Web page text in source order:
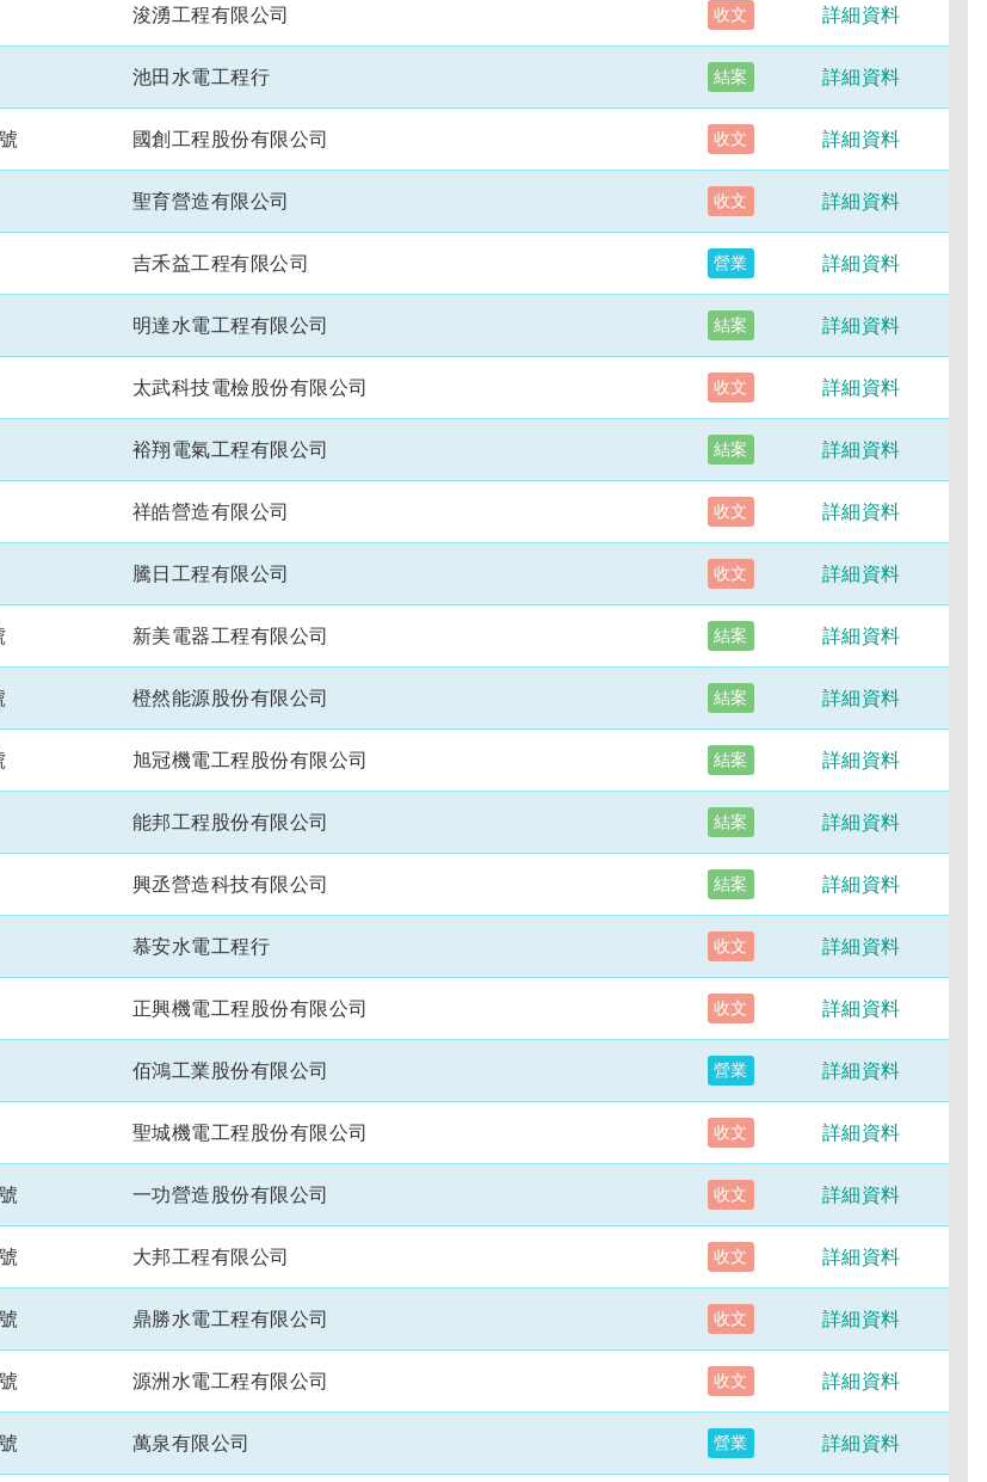
浚湧工程有限公司 收文 詳細資料
池田水電工程行 結案 詳細資料
國創工程股份有限公司 收文 詳細資料
聖育營造有限公司 收文 詳細資料
吉禾益工程有限公司 營業 詳細資料
明達水電工程有限公司 結案 詳細資料
太武科技電檢股份有限公司 收文 詳細資料
裕翔電氣工程有限公司 結案 詳細資料
祥皓營造有限公司 收文 詳細資料
騰日工程有限公司 收文 詳細資料
新美電器工程有限公司 結案 詳細資料
橙然能源股份有限公司 結案 詳細資料
旭冠機電工程股份有限公司 結案 詳細資料
能邦工程股份有限公司 結案 詳細資料
興丞營造科技有限公司 結案 詳細資料
慕安水電工程行 收文 詳細資料
正興機電工程股份有限公司 收文 詳細資料
佰鴻工業股份有限公司 營業 詳細資料
聖城機電工程股份有限公司 收文 詳細資料
一功營造股份有限公司 收文 詳細資料
大邦工程有限公司 收文 詳細資料
鼎勝水電工程有限公司 收文 詳細資料
源洲水電工程有限公司 收文 詳細資料
萬泉有限公司 營業 詳細資料